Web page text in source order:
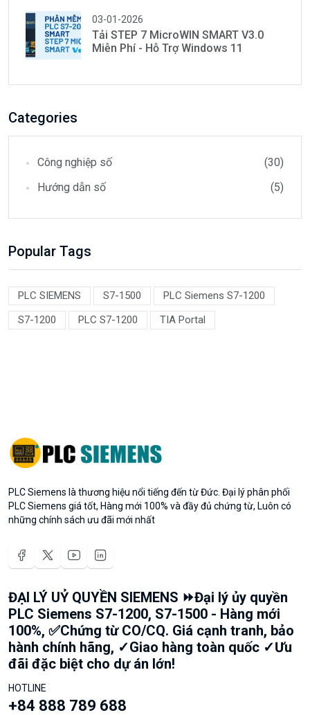
03-01-2026
Tải STEP 7 MicroWIN SMART V3.0
Miễn Phí - Hỗ Trợ Windows 11
Categories
Công nghiệp số
(30)
Hướng dẫn số
(5)
Popular Tags
PLC SIEMENS S7-1500
PLC Siemens S7-1200
S7-1200
PLC S7-1200 TIA Portal
PLC Siemens là thương hiệu nổi tiếng đến từ Đức. Đại lý phân phối
PLC Siemens giá tốt, Hàng mới 100% và đầy đủ chứng từ, Luôn có
những chính sách ưu đãi mới nhất
ĐẠI LÝ UỶ QUYỀN SIEMENS ⏩Đại lý ủy quyền
PLC Siemens S7-1200, S7-1500 - Hàng mới
100%, ✅Chứng từ CO/CQ. Giá cạnh tranh, bảo
hành chính hãng, ✓Giao hàng toàn quốc ✓Ưu
đãi đặc biệt cho dự án lớn!
HOTLINE
+84 888 789 688